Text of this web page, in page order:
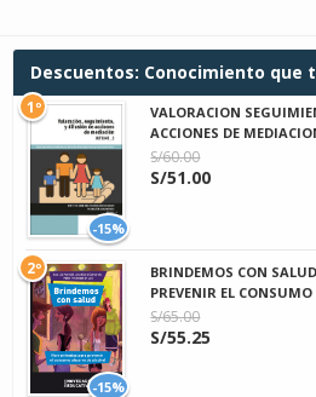
Descuentos: Conocimiento que
-15%
VALORACION
ACCIONES DE
S/60.00
S/51.00
1º
-15%
BRINDEMOS CON
PREVENIR EL
S/65.00
S/55.25
2º